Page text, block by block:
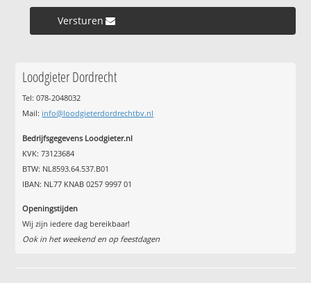
Versturen »
Loodgieter Dordrecht
Tel: 078-2048032
Mail: info@loodgieterdordrechtbv.nl
Bedrijfsgegevens Loodgieter.nl
KVK: 73123684
BTW: NL8593.64.537.B01
IBAN: NL77 KNAB 0257 9997 01
Openingstijden
Wij zijn iedere dag bereikbaar!
Ook in het weekend en op feestdagen